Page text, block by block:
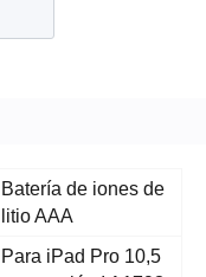
Batería de iones de
litio AAA
Para iPad Pro 10,5